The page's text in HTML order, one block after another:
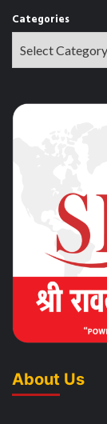
Categories
About Us